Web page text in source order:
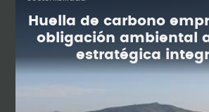
Huella de carbono
obligación ambiental
estratégica